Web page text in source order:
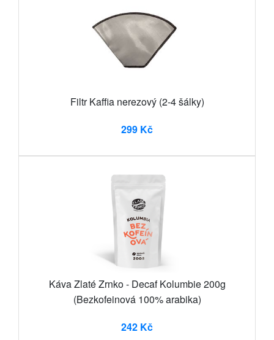
Filtr Kaffia nerezový (2-4 šálky)
299 Kč
Káva Zlaté Zrnko - Decaf Kolumbie 200g
(Bezkofeinová 100% arabika)
242 Kč